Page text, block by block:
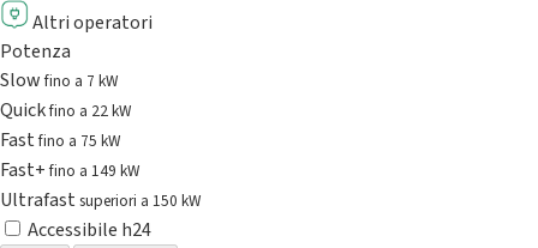
Altri operatori
Potenza
Slowfino a 7 kW
Quickfino a 22 kW
Fastfino a 75 kW
Fast+fino a 149 kW
Ultrafast superiori a 150 kW
Accessibile h24